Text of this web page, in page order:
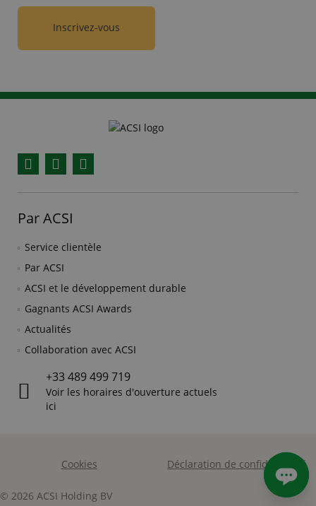
Inscrivez-vous
Par ACSI
Service clientèle
Par ACSI
ACSI et le développement durable
Gagnants ACSI Awards
Actualités
Collaboration avec ACSI
+33 489 499 719
Voir les horaires d'ouverture actuels
ici
Cookies Déclaration de confidentialité
© 2026 ACSI Holding BV